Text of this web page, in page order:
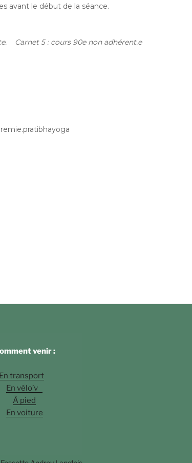
avant le début de la séance.
Carnet 5 : cours 90e non adhérent.e
venir :
En transport
En vélo’v
À pied
En voiture